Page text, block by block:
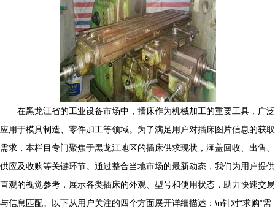
在黑龙江省的工业设备市场中，插床作为机械加工的重要工具，广泛
应用于模具制造、零件加工等领域。为了满足用户对插床图片信息的获取
需求，本栏目专门聚焦于黑龙江地区的插床供求现状，涵盖回收、出售、
供应及收购等关键环节。通过整合当地市场的最新动态，我们为用户提供
直观的视觉参考，展示各类插床的外观、型号和使用状态，助力快速交易
与信息匹配。以下从用户关注的四个方面展开详细描述：\n针对“求购”需